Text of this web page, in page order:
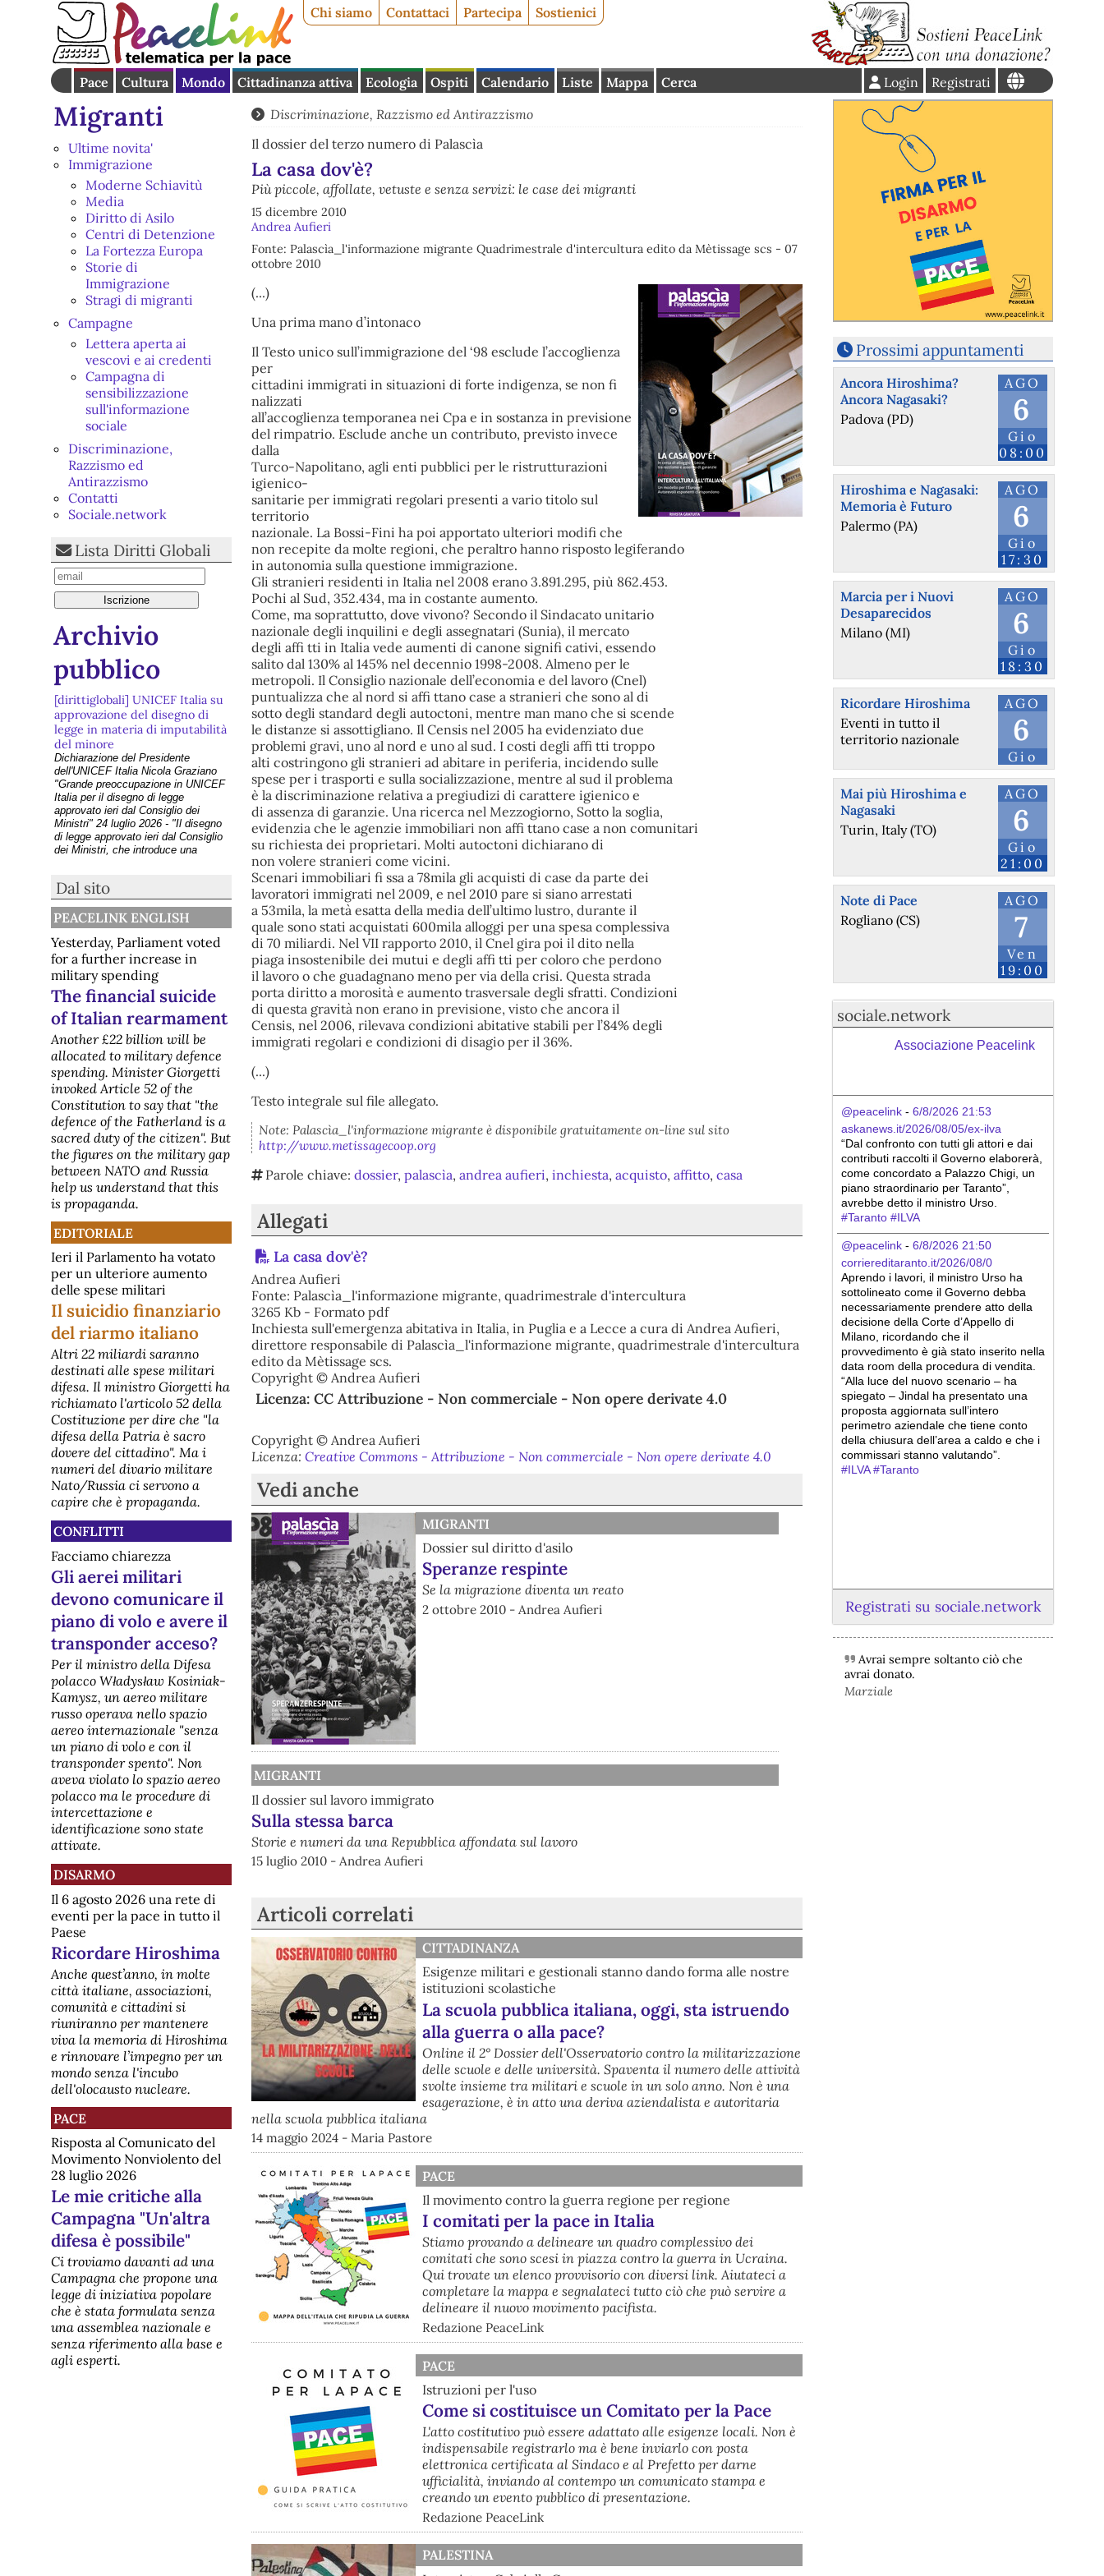
Chi siamo Contattaci Partecipa Sostienici
Pace Cultura Mondo Cittadinanza attiva Ecologia Ospiti Calendario Liste Mappa Cerca Registrati
Login
Migranti
Ultime novita'
Immigrazione
Moderne Schiavitù
Media
Diritto di Asilo
Centri di Detenzione
La Fortezza Europa
Storie di
Immigrazione
Stragi di migranti
Campagne
Lettera aperta ai
vescovi e ai credenti
Campagna di
sensibilizzazione
sull'informazione
sociale
Discriminazione,
Razzismo ed
Antirazzismo
Contatti
Sociale.network
Lista Diritti Globali
Archivio
pubblico
[dirittiglobali] UNICEF Italia su
approvazione del disegno di
legge in materia di imputabilità
del minore
Dichiarazione del Presidente
dell'UNICEF Italia Nicola Graziano
"Grande preoccupazione in UNICEF
Italia per il disegno di legge
approvato ieri dal Consiglio dei
Ministri" 24 luglio 2026 - "Il disegno
di legge approvato ieri dal Consiglio
dei Ministri, che introduce una
immigrati, in Svizzera non
passano le norme restrittive
(ma passano le norme pro
esercito)
Gli svizzeri
hanno bocciato l’iniziativa popolare
“No a una Svizzera da 10 milioni!”
promossa dall’Unione Democratica
di Centro (UDC). Il “no” ha ottenuto
al referendum appositamente
istituito, il 54,8% dei voti e il
sostegno della&#
[dirittiglobali] La crisi di Ceuta,
Sanchez e la Meloni
Sanchez si è lamentato in Ue della
reazione avuta dal governo italiano
e da altri esecutivi europei riguardo
alla crisi di Ceuta. “La reazione dei
governi europei nelle ultime ore è
stata piuttosto asimmetrica. La
maggior parte ci ha mostrato il
proprio sostegno e la propria sol
Dal sito
PEACELINK ENGLISH
Yesterday, Parliament voted
for a further increase in
military spending
The financial suicide
of Italian rearmament
Another £22 billion will be
allocated to military defence
spending. Minister Giorgetti
invoked Article 52 of the
Constitution to say that "the
defence of the Fatherland is a
sacred duty of the citizen". But
the figures on the military gap
between NATO and Russia
help us understand that this
is propaganda.
EDITORIALE
Ieri il Parlamento ha votato
per un ulteriore aumento
delle spese militari
Il suicidio finanziario
del riarmo italiano
Altri 22 miliardi saranno
destinati alle spese militari
difesa. Il ministro Giorgetti ha
richiamato l'articolo 52 della
Costituzione per dire che "la
difesa della Patria è sacro
dovere del cittadino". Ma i
numeri del divario militare
Nato/Russia ci servono a
capire che è propaganda.
CONFLITTI
Facciamo chiarezza
Gli aerei militari
devono comunicare il
piano di volo e avere il
transponder acceso?
Per il ministro della Difesa
polacco Władysław Kosiniak-
Kamysz, un aereo militare
russo operava nello spazio
aereo internazionale "senza
un piano di volo e con il
transponder spento". Non
aveva violato lo spazio aereo
polacco ma le procedure di
intercettazione e
identificazione sono state
attivate.
DISARMO
Il 6 agosto 2026 una rete di
eventi per la pace in tutto il
Paese
Ricordare Hiroshima
Anche quest’anno, in molte
città italiane, associazioni,
comunità e cittadini si
riuniranno per mantenere
viva la memoria di Hiroshima
e rinnovare l’impegno per un
mondo senza l'incubo
dell'olocausto nucleare.
PACE
Risposta al Comunicato del
Movimento Nonviolento del
28 luglio 2026
Le mie critiche alla
Campagna "Un'altra
difesa è possibile"
Ci troviamo davanti ad una
Campagna che propone una
legge di iniziativa popolare
che è stata formulata senza
una assemblea nazionale e
senza riferimento alla base e
agli esperti.
Discriminazione, Razzismo ed Antirazzismo
Il dossier del terzo numero di Palascìa
La casa dov'è?
Più piccole, affollate, vetuste e senza servizi: le case dei migranti
15 dicembre 2010
Andrea Aufieri
Fonte: Palascìa_l'informazione migrante Quadrimestrale d'intercultura edito da Mètissage scs - 07
ottobre 2010
(...)
Una prima mano d’intonaco
Il Testo unico sull’immigrazione del ‘98 esclude l’accoglienza
per
cittadini immigrati in situazioni di forte indigenza, se non fi
nalizzati
all’accoglienza temporanea nei Cpa e in sostanza in previsione
del rimpatrio. Esclude anche un contributo, previsto invece
dalla
Turco-Napolitano, agli enti pubblici per le ristrutturazioni
igienico-
sanitarie per immigrati regolari presenti a vario titolo sul
territorio
nazionale. La Bossi-Fini ha poi apportato ulteriori modifi che
non recepite da molte regioni, che peraltro hanno risposto legiferando
in autonomia sulla questione immigrazione.
Gli stranieri residenti in Italia nel 2008 erano 3.891.295, più 862.453.
Pochi al Sud, 352.434, ma in costante aumento.
Come, ma soprattutto, dove vivono? Secondo il Sindacato unitario
nazionale degli inquilini e degli assegnatari (Sunia), il mercato
degli affi tti in Italia vede aumenti di canone signifi cativi, essendo
salito dal 130% al 145% nel decennio 1998-2008. Almeno per le
metropoli. Il Consiglio nazionale dell’economia e del lavoro (Cnel)
puntualizza che al nord si affi ttano case a stranieri che sono al di
sotto degli standard degli autoctoni, mentre man mano che si scende
le distanze si assottigliano. Il Censis nel 2005 ha evidenziato due
problemi gravi, uno al nord e uno al sud. I costi degli affi tti troppo
alti costringono gli stranieri ad abitare in periferia, incidendo sulle
spese per i trasporti e sulla socializzazione, mentre al sud il problema
è la discriminazione relativa a pregiudizi di carattere igienico e
di assenza di garanzie. Una ricerca nel Mezzogiorno, Sotto la soglia,
evidenzia che le agenzie immobiliari non affi ttano case a non comunitari
su richiesta dei proprietari. Molti autoctoni dichiarano di
non volere stranieri come vicini.
Scenari immobiliari fi ssa a 78mila gli acquisti di case da parte dei
lavoratori immigrati nel 2009, e nel 2010 pare si siano arrestati
a 53mila, la metà esatta della media dell’ultimo lustro, durante il
quale sono stati acquistati 600mila alloggi per una spesa complessiva
di 70 miliardi. Nel VII rapporto 2010, il Cnel gira poi il dito nella
piaga insostenibile dei mutui e degli affi tti per coloro che perdono
il lavoro o che guadagnano meno per via della crisi. Questa strada
porta diritto a morosità e aumento trasversale degli sfratti. Condizioni
di questa gravità non erano in previsione, visto che ancora il
Censis, nel 2006, rilevava condizioni abitative stabili per l’84% degli
immigrati regolari e condizioni di disagio per il 36%.
(...)
Testo integrale sul file allegato.
Note: Palascìa_l'informazione migrante è disponibile gratuitamente on-line sul sito
http://www.metissagecoop.org
Parole chiave:dossier,palascìa,andrea aufieri,inchiesta,acquisto,affitto,casa
Allegati
La casa dov'è?
Andrea Aufieri
Fonte: Palascìa_l'informazione migrante, quadrimestrale d'intercultura
3265 Kb - Formato pdf
Inchiesta sull'emergenza abitativa in Italia, in Puglia e a Lecce a cura di Andrea Aufieri,
direttore responsabile di Palascìa_l'informazione migrante, quadrimestrale d'intercultura
edito da Mètissage scs.
Copyright © Andrea Aufieri
Licenza: CC Attribuzione - Non commerciale - Non opere derivate 4.0
Copyright © Andrea Aufieri
Licenza: Creative Commons - Attribuzione - Non commerciale - Non opere derivate 4.0
Vedi anche
MIGRANTI
Dossier sul diritto d'asilo
Speranze respinte
Se la migrazione diventa un reato
2 ottobre 2010 - Andrea Aufieri
MIGRANTI
Il dossier sul lavoro immigrato
Sulla stessa barca
Storie e numeri da una Repubblica affondata sul lavoro
15 luglio 2010 - Andrea Aufieri
Articoli correlati
CITTADINANZA
Esigenze militari e gestionali stanno dando forma alle nostre
istituzioni scolastiche
La scuola pubblica italiana, oggi, sta istruendo
alla guerra o alla pace?
Online il 2° Dossier dell'Osservatorio contro la militarizzazione
delle scuole e delle università. Spaventa il numero delle attività
svolte insieme tra militari e scuole in un solo anno. Non è una
esagerazione, è in atto una deriva aziendalista e autoritaria
nella scuola pubblica italiana
14 maggio 2024 - Maria Pastore
PACE
Il movimento contro la guerra regione per regione
I comitati per la pace in Italia
Stiamo provando a delineare un quadro complessivo dei
comitati che sono scesi in piazza contro la guerra in Ucraina.
Qui trovate un elenco provvisorio con diversi link. Aiutateci a
completare la mappa e segnalateci tutto ciò che può servire a
delineare il nuovo movimento pacifista.
Redazione PeaceLink
PACE
Istruzioni per l'uso
Come si costituisce un Comitato per la Pace
L'atto costitutivo può essere adattato alle esigenze locali. Non è
indispensabile registrarlo ma è bene inviarlo con posta
elettronica certificata al Sindaco e al Prefetto per darne
ufficialità, inviando al contempo un comunicato stampa e
creando un evento pubblico di presentazione.
Redazione PeaceLink
PALESTINA
Prossimi appuntamenti
AGO
6
Gio
08:00
Ancora Hiroshima?
Ancora Nagasaki?
Padova (PD)
AGO
6
Gio
17:30
Hiroshima e Nagasaki:
Memoria è Futuro
Palermo (PA)
AGO
6
Gio
18:30
Marcia per i Nuovi
Desaparecidos
Milano (MI)
AGO
6
Gio
Ricordare Hiroshima
Eventi in tutto il
territorio nazionale
AGO
6
Gio
21:00
Mai più Hiroshima e
Nagasaki
Turin, Italy (TO)
AGO
7
Ven
19:00
Note di Pace
Rogliano (CS)
sociale.network
Associazione Peacelink
@peacelink - 6/8/2026 21:53
askanews.it/2026/08/05/ex-ilva
“Dal confronto con tutti gli attori e dai
contributi raccolti il Governo elaborerà,
come concordato a Palazzo Chigi, un
piano straordinario per Taranto”,
avrebbe detto il ministro Urso.
#Taranto #ILVA
@peacelink - 6/8/2026 21:50
corriereditaranto.it/2026/08/0
Aprendo i lavori, il ministro Urso ha
sottolineato come il Governo debba
necessariamente prendere atto della
decisione della Corte d’Appello di
Milano, ricordando che il
provvedimento è già stato inserito nella
data room della procedura di vendita.
“Alla luce del nuovo scenario – ha
spiegato – Jindal ha presentato una
proposta aggiornata sull’intero
perimetro aziendale che tiene conto
della chiusura dell’area a caldo e che i
commissari stanno valutando”.
#ILVA #Taranto
@peacelink - 6/8/2026 21:45
borsaitaliana.it/borsa/notizie
Si sta ragionando su un piano B per
Registrati su sociale.network
Avrai sempre soltanto ciò che
avrai donato.
Marziale